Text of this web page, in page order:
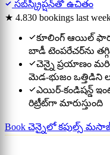
సబ్‌స్క్రిప్షన్‌తో ఉచితం
★ 4.830 bookings last
కూలింగ్ ఆయిల్
బాడీ టెంపరేచర్‌ను
చెన్నై ప్రయాణం
మెడ-భుజం ఒత్తిడిని
ఎయిర్-కండిషన్డ్
రిట్రీట్‌గా మారుస్తుంది
Book చెన్నైలో కపుల్స్